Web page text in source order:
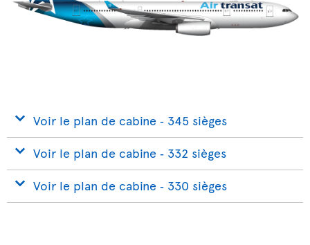
Voir le plan de cabine ‐ 345 sièges
Voir le plan de cabine ‐ 332 sièges
Voir le plan de cabine ‐ 330 sièges